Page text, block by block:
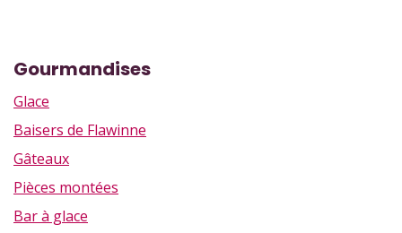
Gourmandises
Glace
Baisers de Flawinne
Gâteaux
Pièces montées
Bar à glace